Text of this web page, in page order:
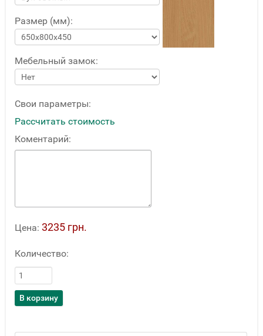
Размер (мм):
Мебельный замок:
Свои параметры:
Рассчитать стоимость
Коментарий:
Цена: 3235 грн.
Количество: